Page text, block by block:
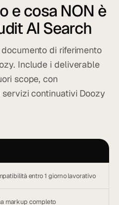
e cosa NON è
AI Search
di riferimento
Include i deliverable
scope, con
continuativi Doozy
entro 1 giorno lavorativo
markup completo